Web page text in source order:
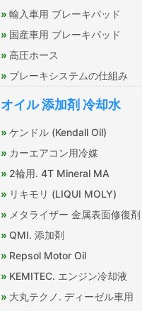
輸入車用 ブレーキパッド
国産車用 ブレーキパッド
高圧ホース
ブレーキシステムの仕組み
オイル 添加剤 冷却水
ケンドル (Kendall Oil)
カーエアコン用冷媒
2輪用. 4T Mineral MA
リキモリ (LIQUI MOLY)
メタライザー 金属表面修復剤
QMI. 添加剤
Repsol Motor Oil
KEMITEC. エンジン冷却液
大丸テクノ. ディーゼル車用